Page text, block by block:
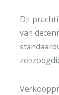
Dit
van